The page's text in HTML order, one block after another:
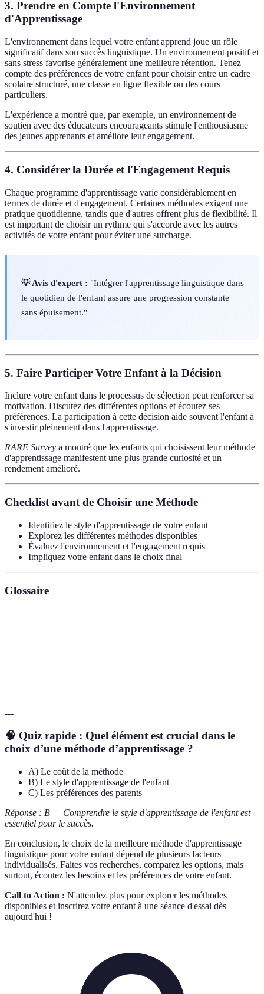
3. Prendre en Compte l'Environnement
d'Apprentissage
L'environnement dans lequel votre enfant apprend joue un rôle
significatif dans son succès linguistique. Un environnement positif et
sans stress favorise généralement une meilleure rétention. Tenez
compte des préférences de votre enfant pour choisir entre un cadre
scolaire structuré, une classe en ligne flexible ou des cours
particuliers.
L'expérience a montré que, par exemple, un environnement de
soutien avec des éducateurs encourageants stimule l'enthousiasme
des jeunes apprenants et améliore leur engagement.
4. Considérer la Durée et l'Engagement Requis
Chaque programme d'apprentissage varie considérablement en
termes de durée et d'engagement. Certaines méthodes exigent une
pratique quotidienne, tandis que d'autres offrent plus de flexibilité. Il
est important de choisir un rythme qui s'accorde avec les autres
activités de votre enfant pour éviter une surcharge.
💡 Avis d'expert : "Intégrer l'apprentissage linguistique dans
le quotidien de l'enfant assure une progression constante
sans épuisement."
5. Faire Participer Votre Enfant à la Décision
Inclure votre enfant dans le processus de sélection peut renforcer sa
motivation. Discutez des différentes options et écoutez ses
préférences. La participation à cette décision aide souvent l'enfant à
s'investir pleinement dans l'apprentissage.
RARE Survey a montré que les enfants qui choisissent leur méthode
d'apprentissage manifestent une plus grande curiosité et un
rendement amélioré.
Checklist avant de Choisir une Méthode
Identifiez le style d'apprentissage de votre enfant
Explorez les différentes méthodes disponibles
Évaluez l'environnement et l'engagement requis
Impliquez votre enfant dans le choix final
Glossaire
---
🧠 Quiz rapide : Quel élément est crucial dans le
choix d’une méthode d’apprentissage ?
A) Le coût de la méthode
B) Le style d'apprentissage de l'enfant
C) Les préférences des parents
Réponse : B — Comprendre le style d'apprentissage de l'enfant est
essentiel pour le succès.
En conclusion, le choix de la meilleure méthode d'apprentissage
linguistique pour votre enfant dépend de plusieurs facteurs
individualisés. Faites vos recherches, comparez les options, mais
surtout, écoutez les besoins et les préférences de votre enfant.
Call to Action : N'attendez plus pour explorer les méthodes
disponibles et inscrirez votre enfant à une séance d'essai dès
aujourd'hui !